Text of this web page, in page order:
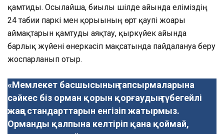
қамтиды. Осылайша, биылғы шілде айында еліміздің
24 табиғи паркі мен қорығының өрт қаупі жоғары
аймақтарын қамтуды аяқтау, қыркүйек айында
барлық жүйені өнеркәсіп мақсатында пайдалануға беру
жоспарланып отыр.
«Мемлекет басшысының тапсырмаларына
сәйкес біз орман қорын қорғаудың түбегейлі
жаңа стандарттарын енгізіп жатырмыз.
Орманды қалпына келтіріп қана қоймай,